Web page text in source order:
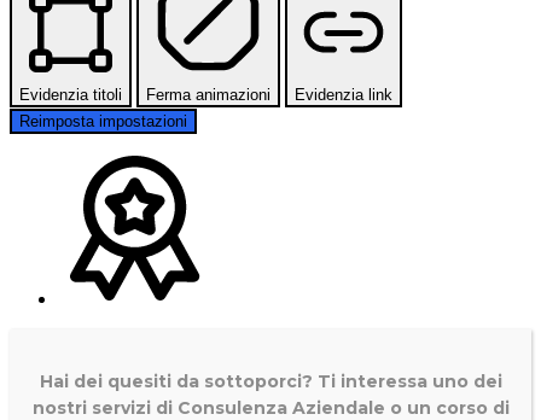
Evidenzia titoli Ferma animazioni
Evidenzia link
Reimposta impostazioni
Hai dei quesiti da sottoporci? Ti interessa uno dei
nostri servizi di Consulenza Aziendale o un corso di